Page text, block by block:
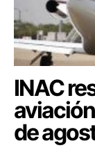
INAC
de